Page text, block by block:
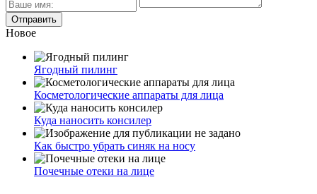
Новое
Ягодный пилинг
Косметологические аппараты для лица
Куда наносить консилер
Как быстро убрать синяк на носу
Почечные отеки на лице